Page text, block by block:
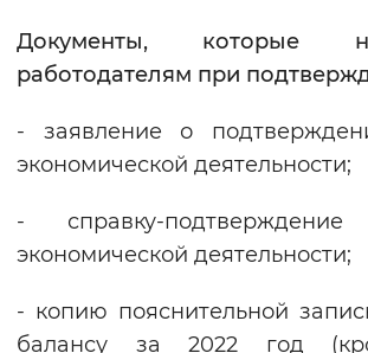
Документы, которые
работодателям при
- заявление о
экономической деятельности;
- справку-
экономической деятельности;
- копию пояснительной
балансу за 2022 год